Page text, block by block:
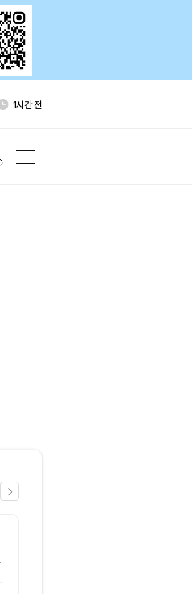
2시간 전
1시간 전